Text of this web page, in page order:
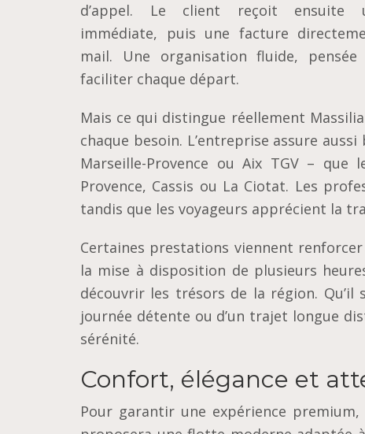
d’appel. Le client reçoit ensuite
immédiate, puis une facture
mail. Une organisation fluide,
faciliter chaque départ.
Mais ce qui distingue réellement
chaque besoin. L’entreprise assure
Marseille-Provence ou Aix TGV – que
Provence, Cassis ou La Ciotat. Les
tandis que les voyageurs apprécient la
Certaines prestations viennent
la mise à disposition de plusieurs
découvrir les trésors de la région. Qu’il
journée détente ou d’un trajet longue
sérénité.
Confort, élégance et
Pour garantir une expérience premium,